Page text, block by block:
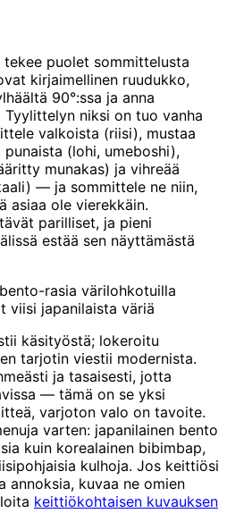
puolet sommittelusta
kirjaimellinen ruudukko,
90°:ssa ja anna
niksi on tuo vanha
valkoista (riisi), mustaa
(lohi, umeboshi),
munakas) ja vihreää
— ja sommittele ne niin,
asiaa ole vierekkäin.
parilliset, ja pieni
estää sen näyttämästä
rasia värilohkotuilla
viisi japanilaista väriä
käsityöstä; lokeroitu
tarjotin viestii modernista.
ja tasaisesti, jotta
— tämä on se yksi
varjoton valo on tavoite.
varten: japanilainen bento
kuin korealainen bibimbap,
kulhoja. Jos keittiösi
annoksia, kuvaa ne omien
keittiökohtaisen kuvauksen